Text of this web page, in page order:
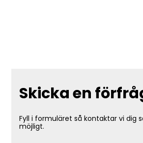
Skicka en
Fyll i formuläret så kontaktar vi dig
möjligt.